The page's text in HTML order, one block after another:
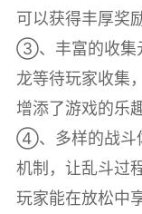
可以获得丰厚奖励
③、丰富的收集
龙等待玩家收集
增添了游戏的乐
④、多样的战斗
机制，让乱斗过
玩家能在放松中